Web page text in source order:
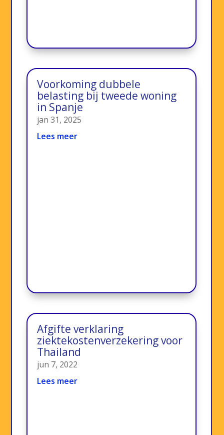
Voorkoming dubbele
belasting bij tweede woning
in Spanje
jan 31, 2025
Lees meer
Afgifte verklaring
ziektekostenverzekering voor
Thailand
jun 7, 2022
Lees meer